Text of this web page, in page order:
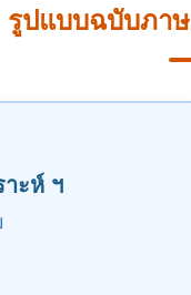
รูปแบบฉบับภา
าะห์ ฯ